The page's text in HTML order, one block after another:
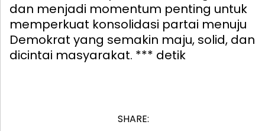
dan menjadi momentum penting untuk
memperkuat konsolidasi partai menuju
Demokrat yang semakin maju, solid, dan
dicintai masyarakat. *** detik
SHARE: